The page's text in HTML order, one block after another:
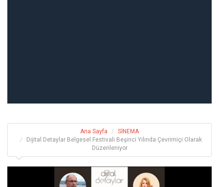
Ana Sayfa
SİNEMA
Dijital Detaylar Belgesel Festivali Beşinci Yılında Çevrimiçi Olarak
Düzenleniyor